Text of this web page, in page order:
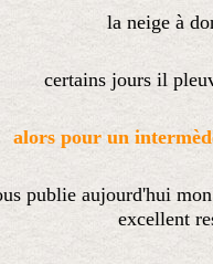
la neige à
certains jours il
alors pour un
publie aujourd'hui
excellent